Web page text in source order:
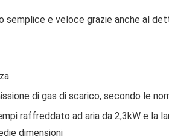
e veloce grazie anche al
di gas di scarico, secondo le
raffreddato ad aria da 2,3kW e la
dimensioni